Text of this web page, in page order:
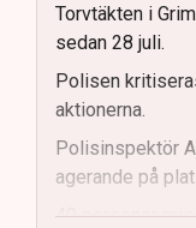
Torvtäkten i
sedan 28 juli.
Polisen
aktionerna.
Polisinspektör
agerande på
40 personer